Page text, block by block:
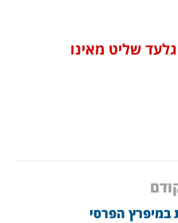
שליט מאינו
במיפרץ הפרסי